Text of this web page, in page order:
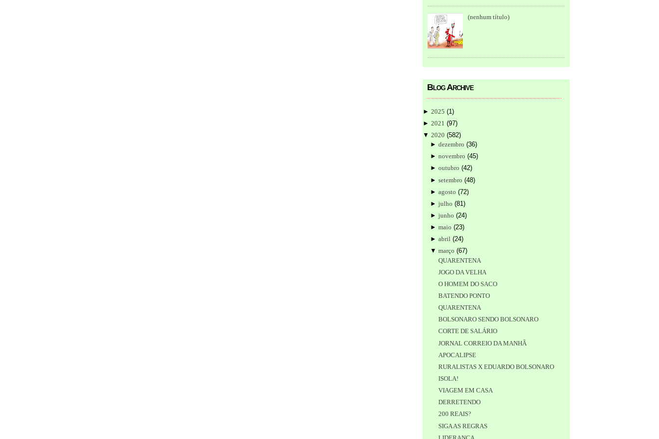
(nenhum título)
Blog Archive
► 2025 (1 )
► 2021 (97)
▼ 2020 (582)
►dezembro (36)
►novembro (45)
►outubro (42)
►setembro (48)
►agosto (72)
►julho (81)
►junho (24)
►maio (23)
►abril (24)
▼março (67)
QUARENTENA
JOGO DA VELHA
O HOMEM DO SACO
BATENDO PONTO
QUARENTENA
BOLSONARO SENDO BOLSONARO
CORTE DE SALÁRIO
JORNAL CORREIO DA MANHÃ
APOCALIPSE
RURALISTAS X EDUARDO BOLSONARO
ISOLA!
VIAGEM EM CASA
DERRETENDO
200 REAIS?
SIGA AS REGRAS